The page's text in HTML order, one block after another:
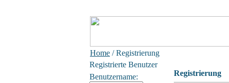
Home / Registrierung
Registrierte Benutzer
Benutzername:
Registrierung